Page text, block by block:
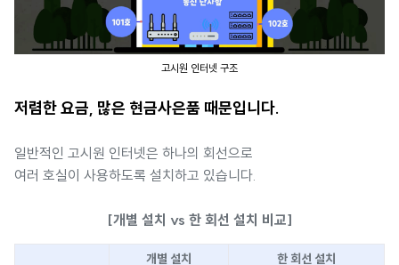
고시원 인터넷 구조
저렴한 요금, 많은 현금사은품 때문입니다.
일반적인 고시원 인터넷은 하나의 회선으로
여러 호실이 사용하도록 설치하고 있습니다.
[개별 설치 vs 한 회선 설치 비교]
개별 설치
한 회선 설치